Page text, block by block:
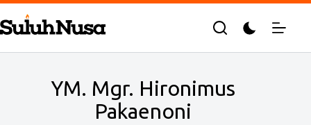
Skip
to
content
YM. Mgr. Hironimus
Pakaenoni